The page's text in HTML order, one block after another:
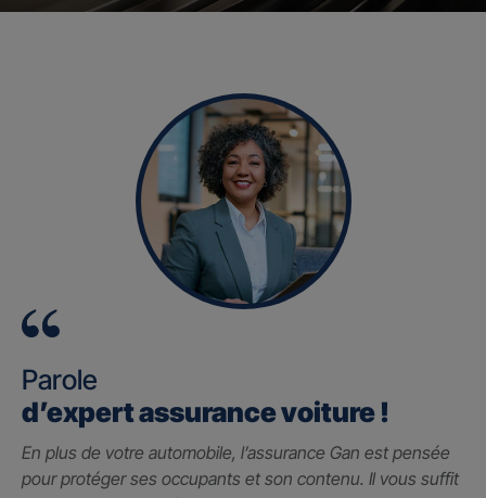
Parole
d’expert assurance voiture !
En plus de votre automobile, l’assurance Gan est pensée
pour protéger ses occupants et son contenu. Il vous suffit